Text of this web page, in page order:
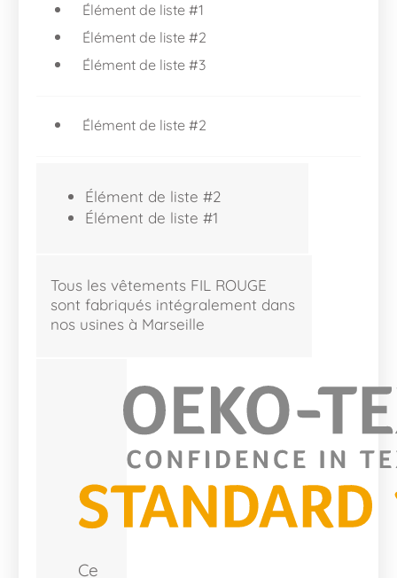
Élément de liste #1
Élément de liste #2
Élément de liste #3
Élément de liste #2
Élément de liste #2
Élément de liste #1
Tous les vêtements FIL ROUGE
sont fabriqués intégralement dans
nos usines à Marseille
Ce